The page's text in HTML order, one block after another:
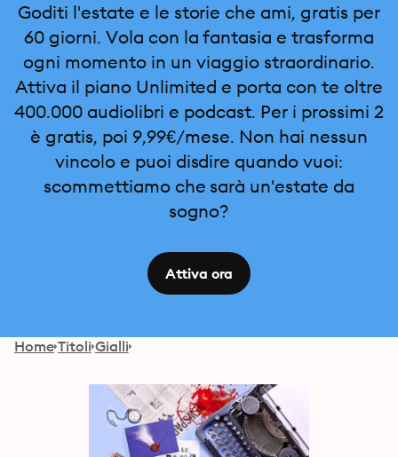
Goditi l'estate e le storie che ami, gratis per
60 giorni. Vola con la fantasia e trasforma
ogni momento in un viaggio straordinario.
Attiva il piano Unlimited e porta con te oltre
400.000 audiolibri e podcast. Per i prossimi 2
è gratis, poi 9,99€/mese. Non hai nessun
vincolo e puoi disdire quando vuoi:
scommettiamo che sarà un'estate da
sogno?
Attiva ora
Home Titoli Gialli